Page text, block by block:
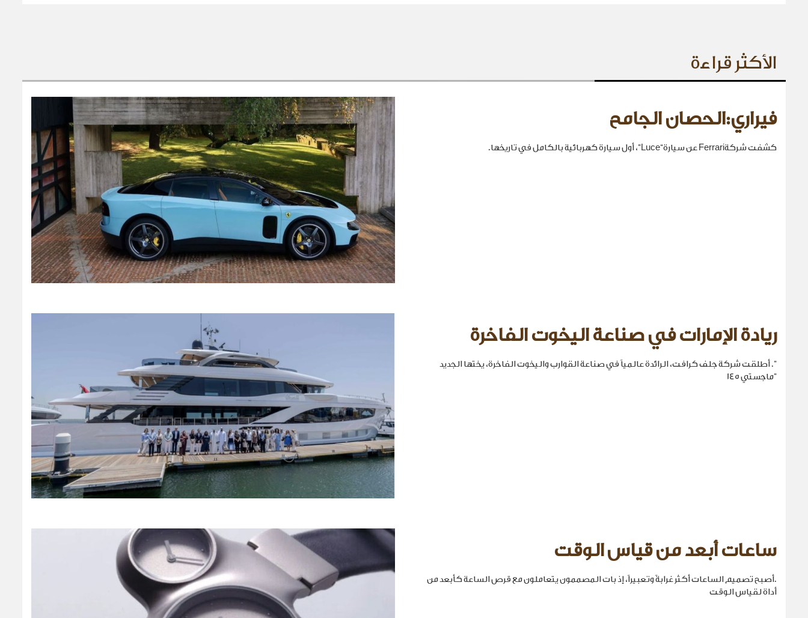
الأكثر قراءة
فيراري:الحصان الجامح
كشفت شركةFerrari عن سيارة“Luce”، أول سيارة كهربائية بالكامل في تاريخها.
ريادة الإمارات في صناعة اليخوت الفاخرة
". أطلقت شركة جلف كرافت، الرائدة عالمياً في صناعة القوارب واليخوت الفاخرة، يختها الجديد
"ماجستي 145
ساعات أبعد من قياس الوقت
.أصبح تصميم الساعات أكثر غرابةً وتعبيراً، إذ بات المصممون يتعاملون مع قرص الساعة كأبعد من
أداة لقياس الوقت